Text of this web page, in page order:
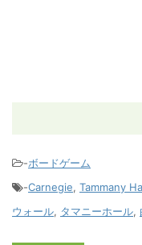
-ボードゲーム
-Carnegie, Tammany
ウォール, タマニーホール,